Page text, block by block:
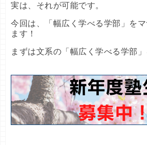
実は、それが可能です。
今回は、「幅広く学べる学部」を
ます！
まずは文系の「幅広く学べる学部」